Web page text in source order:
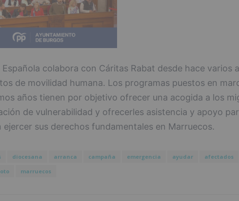
Española colabora con Cáritas Rabat desde hace varios
de movilidad humana. Los programas puestos en
años tienen por objetivo ofrecer una acogida a los
de vulnerabilidad y ofrecerles asistencia y apoyo
ejercer sus derechos fundamentales en Marruecos.
diocesana arranca campaña emergencia ayudar
afectados
marruecos